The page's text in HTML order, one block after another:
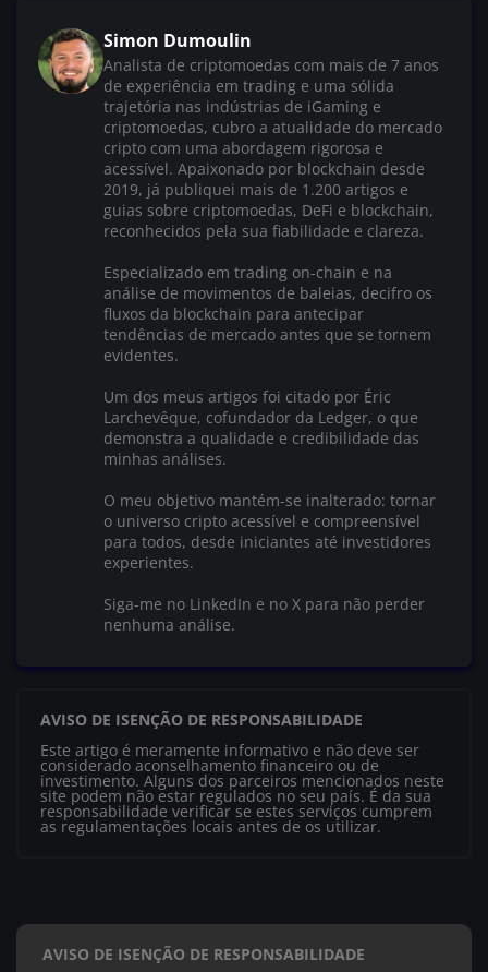
Simon Dumoulin
Analista de criptomoedas com mais de 7 anos
de experiência em trading e uma sólida
trajetória nas indústrias de iGaming e
criptomoedas, cubro a atualidade do mercado
cripto com uma abordagem rigorosa e
acessível. Apaixonado por blockchain desde
2019, já publiquei mais de 1.200 artigos e
guias sobre criptomoedas, DeFi e blockchain,
reconhecidos pela sua fiabilidade e clareza.
Especializado em trading on-chain e na
análise de movimentos de baleias, decifro os
fluxos da blockchain para antecipar
tendências de mercado antes que se tornem
evidentes.
Um dos meus artigos foi citado por Éric
Larchevêque, cofundador da Ledger, o que
demonstra a qualidade e credibilidade das
minhas análises.
O meu objetivo mantém-se inalterado: tornar
o universo cripto acessível e compreensível
para todos, desde iniciantes até investidores
experientes.
Siga-me no LinkedIn e no X para não perder
nenhuma análise.
AVISO DE ISENÇÃO DE RESPONSABILIDADE
Este artigo é meramente informativo e não deve ser
considerado aconselhamento financeiro ou de
investimento. Alguns dos parceiros mencionados neste
site podem não estar regulados no seu país. É da sua
responsabilidade verificar se estes serviços cumprem
as regulamentações locais antes de os utilizar.
AVISO DE ISENÇÃO DE RESPONSABILIDADE